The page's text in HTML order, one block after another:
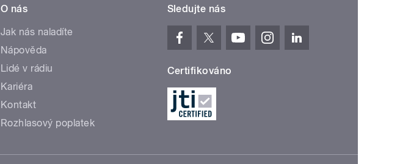
O nás
Jak nás naladíte
Nápověda
Lidé v rádiu
Kariéra
Kontakt
Rozhlasový poplatek
Sledujte nás
Certifikováno